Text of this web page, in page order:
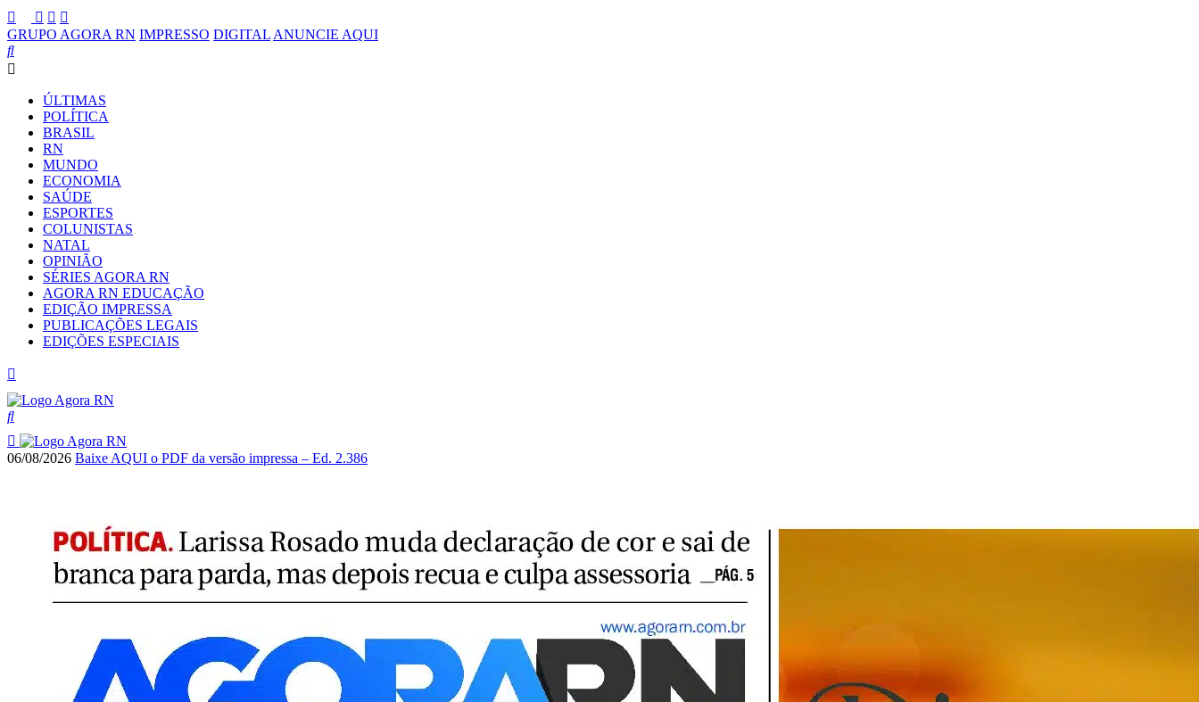
GRUPO AGORA RN IMPRESSO DIGITAL ANUNCIE AQUI
ÚLTIMAS
POLÍTICA
BRASIL
RN
MUNDO
ECONOMIA
SAÚDE
ESPORTES
COLUNISTAS
NATAL
OPINIÃO
SÉRIES AGORA RN
AGORA RN EDUCAÇÃO
EDIÇÃO IMPRESSA
PUBLICAÇÕES LEGAIS
EDIÇÕES ESPECIAIS
06/08/2026 Baixe AQUI o PDF da versão impressa – Ed. 2.386